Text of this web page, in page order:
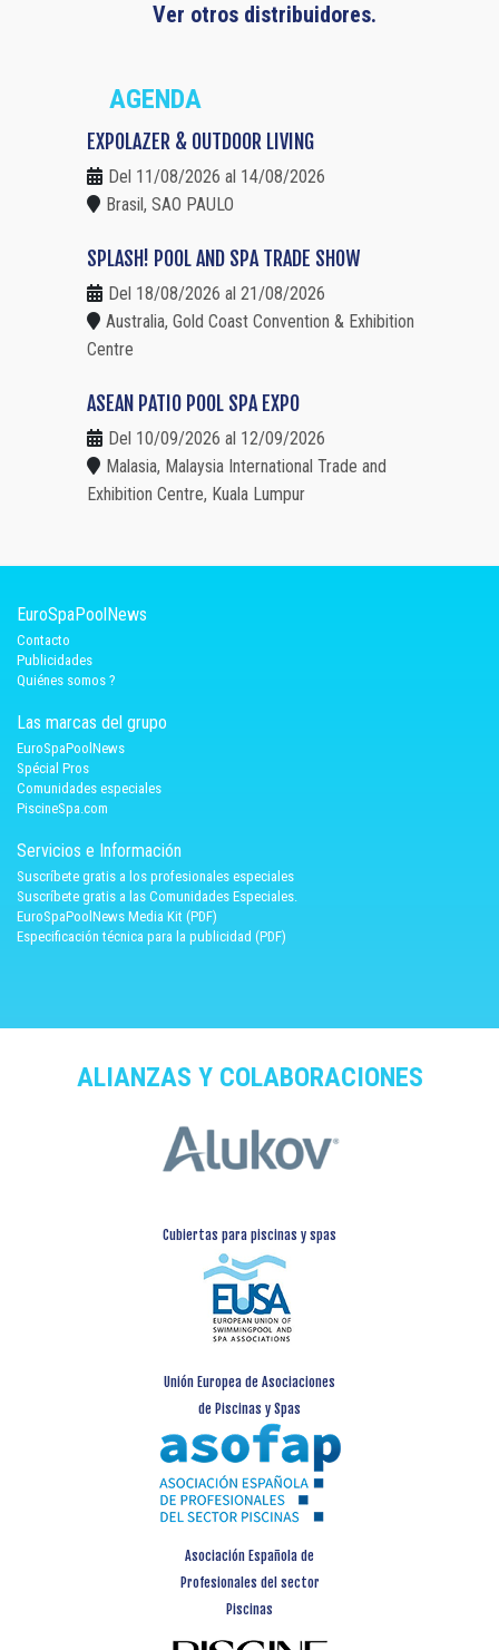
Ver otros distribuidores.
AGENDA
EXPOLAZER & OUTDOOR LIVING
Del 11/08/2026 al 14/08/2026
Brasil, SAO PAULO
SPLASH! POOL AND SPA TRADE SHOW
Del 18/08/2026 al 21/08/2026
Australia, Gold Coast Convention & Exhibition
Centre
ASEAN PATIO POOL SPA EXPO
Del 10/09/2026 al 12/09/2026
Malasia, Malaysia International Trade and
Exhibition Centre, Kuala Lumpur
EuroSpaPoolNews
Contacto
Publicidades
Quiénes somos ?
Las marcas del grupo
EuroSpaPoolNews
Spécial Pros
Comunidades especiales
PiscineSpa.com
Servicios e Información
Suscríbete gratis a los profesionales especiales
Suscríbete gratis a las Comunidades Especiales.
EuroSpaPoolNews Media Kit (PDF)
Especificación técnica para la publicidad (PDF)
ALIANZAS Y COLABORACIONES
Cubiertas para piscinas y spas
Unión Europea de Asociaciones
de Piscinas y Spas
Asociación Española de
Profesionales del sector
Piscinas